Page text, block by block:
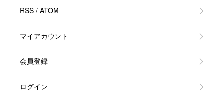
RSS / ATOM
マイアカウント
会員登録
ログイン